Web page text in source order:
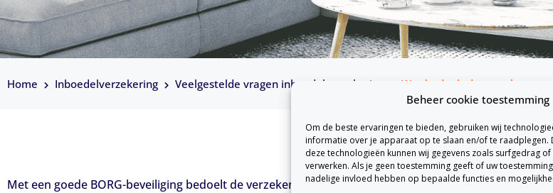
Beheer cookie toestemming
Om de beste ervaringen te bieden, gebruiken wij
informatie over je apparaat op te slaan en/of te raadplegen.
deze technologieën kunnen wij gegevens zoals surfgedrag
verwerken. Als je geen toestemming geeft of uw
nadelige invloed hebben op bepaalde functies en
Home Inboedelverzekering Veelgestelde vragen inboedelverzekering Wat bedoelt de verzekeraar met een goede
Met een goede BORG-beveiliging bedoelt de verzekeraar een inbraakpreventiesysteem dat is